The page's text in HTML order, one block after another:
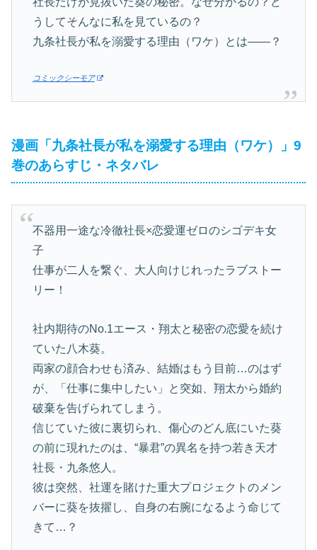
うしてそんなに私を見ているの？
九条社長が私を溺愛する理由（ワケ）とは——？
コミックシーモア
漫画「九条社長が私を溺愛する理由（ワケ）」9
巻のあらすじ・ネタバレ
不器用一途な冷徹社長×恋愛運ゼロのシゴデキ女
子
仕事が二人を繋ぐ、大人向けじれったラブストー
リー！
社内期待のNo.1エース・翔太と秘密の恋愛を続け
ていた八木葵。
両家の顔合わせも済み、結婚はもう目前…のはず
が、「仕事に集中したい」と突如、翔太から婚約
破棄を告げられてしまう。
信じていた彼に裏切られ、傷心のどん底にいた葵
の前に現れたのは、“暴君”の異名を持つ若き天才
社長・九条悠人。
彼は突然、社運を賭けた重大プロジェクトのメン
バーに葵を抜擢し、自身の右腕になるよう命じて
きて…？